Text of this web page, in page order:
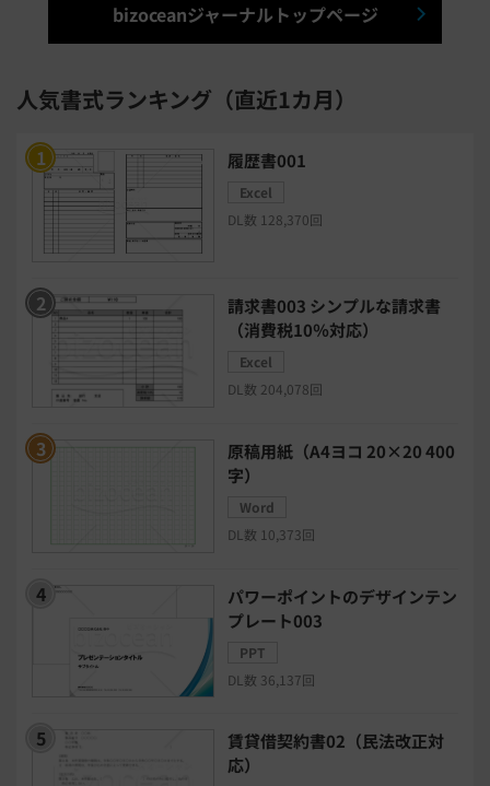
入退室管理システム 福利厚生システム
チャットボットツール
セキュリティシステム
安否確認(総務)システム 経費精算システム
日程調整システム
BIツール CTIシステム
クラウドPBX
モチベーション管理システム
リモートアクセスツール
電子請求書システム 人事評価システム
bizoceanジャーナルトップページ
人気書式ランキング（直近1カ月）
履歴書001
Excel
DL数 128,370回
請求書003 シンプルな請求書
（消費税10％対応）
Excel
DL数 204,078回
原稿用紙（A4ヨコ 20×20 400
字）
Word
DL数 10,373回
パワーポイントのデザインテン
プレート003
PPT
DL数 36,137回
賃貸借契約書02（民法改正対
応）